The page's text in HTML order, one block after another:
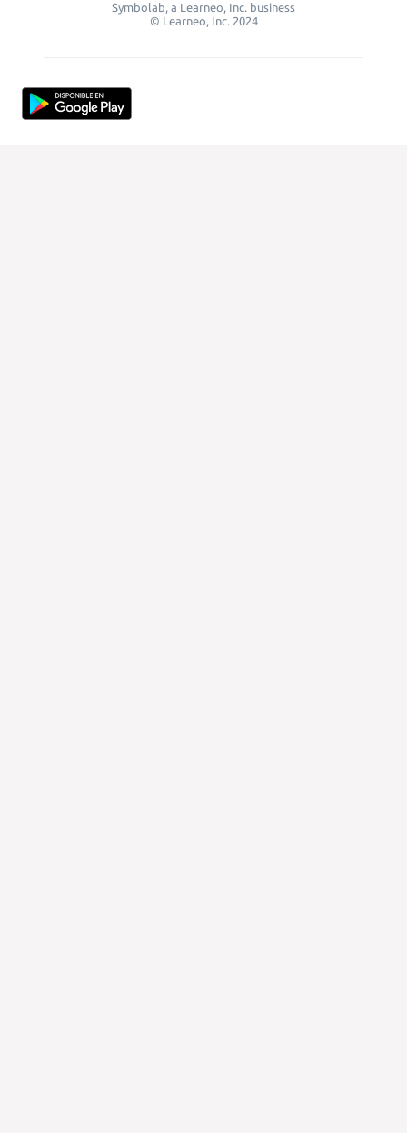
Symbolab, a Learneo, Inc. business
© Learneo, Inc. 2024